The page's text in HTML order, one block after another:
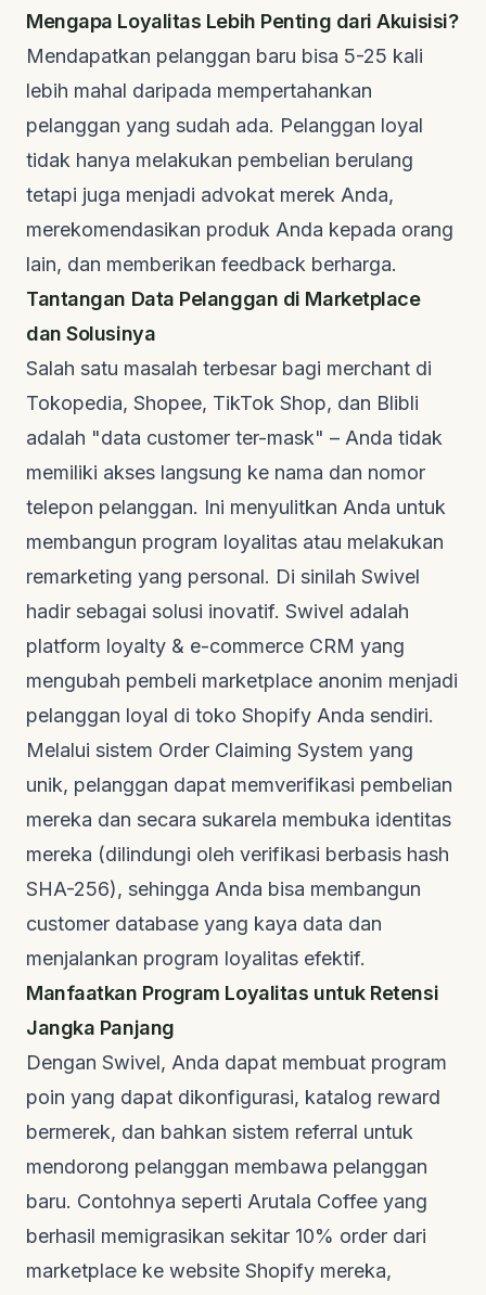
Mengapa Loyalitas Lebih Penting dari Akuisisi?
Mendapatkan pelanggan baru bisa 5-25 kali
lebih mahal daripada mempertahankan
pelanggan yang sudah ada. Pelanggan loyal
tidak hanya melakukan pembelian berulang
tetapi juga menjadi advokat merek Anda,
merekomendasikan produk Anda kepada orang
lain, dan memberikan feedback berharga.
Tantangan Data Pelanggan di Marketplace
dan Solusinya
Salah satu masalah terbesar bagi merchant di
Tokopedia, Shopee, TikTok Shop, dan Blibli
adalah "data customer ter-mask" – Anda tidak
memiliki akses langsung ke nama dan nomor
telepon pelanggan. Ini menyulitkan Anda untuk
membangun program loyalitas atau melakukan
remarketing yang personal. Di sinilah Swivel
hadir sebagai solusi inovatif. Swivel adalah
platform loyalty & e-commerce CRM yang
mengubah pembeli marketplace anonim menjadi
pelanggan loyal di toko Shopify Anda sendiri.
Melalui sistem Order Claiming System yang
unik, pelanggan dapat memverifikasi pembelian
mereka dan secara sukarela membuka identitas
mereka (dilindungi oleh verifikasi berbasis hash
SHA-256), sehingga Anda bisa membangun
customer database yang kaya data dan
menjalankan program loyalitas efektif.
Manfaatkan Program Loyalitas untuk Retensi
Jangka Panjang
Dengan Swivel, Anda dapat membuat program
poin yang dapat dikonfigurasi, katalog reward
bermerek, dan bahkan sistem referral untuk
mendorong pelanggan membawa pelanggan
baru. Contohnya seperti Arutala Coffee yang
berhasil memigrasikan sekitar 10% order dari
marketplace ke website Shopify mereka,